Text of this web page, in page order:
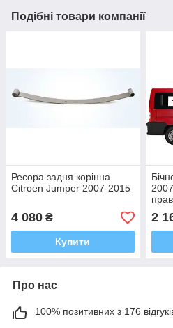
Подібні товари компанії
Ресора задня корінна
Citroen Jumper 2007-2015
4 080 ₴
Купити
2
Про нас
100% позитивних з 176